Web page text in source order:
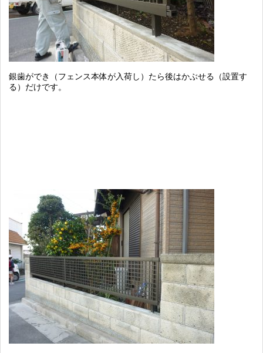
銀歯ができ（フェンス本体が入荷し）たら後はかぶせる（設置す
る）だけです。